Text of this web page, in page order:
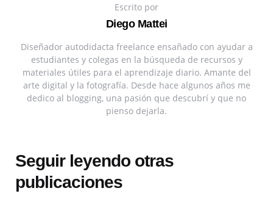
Escrito por
Diego Mattei
Diseñador autodidacta freelance ensañado con ayudar a
estudiantes y colegas en la búsqueda de recursos y
materiales útiles para el aprendizaje diario. Amante del
arte digital y la fotografía. Desde hace algunos años me
dedico al blogging, una pasión que descubrí y que no
pienso dejarla.
Seguir leyendo otras
publicaciones